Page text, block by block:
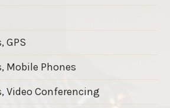
GPS
Mobile Phones
Conferencing